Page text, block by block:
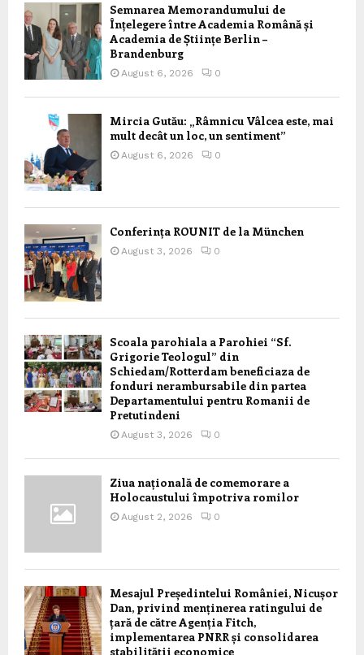
Semnarea Memorandumului de
Înțelegere între Academia Română și
Academia de Științe Berlin –
Brandenburg
August 6, 2026 0
Mircia Gutău: „Râmnicu Vâlcea este, mai
mult decât un loc, un sentiment”
August 6, 2026 0
Conferința ROUNIT de la München
August 3, 2026 0
Scoala parohiala a Parohiei “Sf.
Grigorie Teologul” din
Schiedam/Rotterdam beneficiaza de
fonduri nerambursabile din partea
Departamentului pentru Romanii de
Pretutindeni
August 3, 2026 0
Ziua națională de comemorare a
Holocaustului împotriva romilor
August 2, 2026 0
Mesajul Președintelui României, Nicușor
Dan, privind menținerea ratingului de
țară de către Agenția Fitch,
implementarea PNRR și consolidarea
stabilității economice